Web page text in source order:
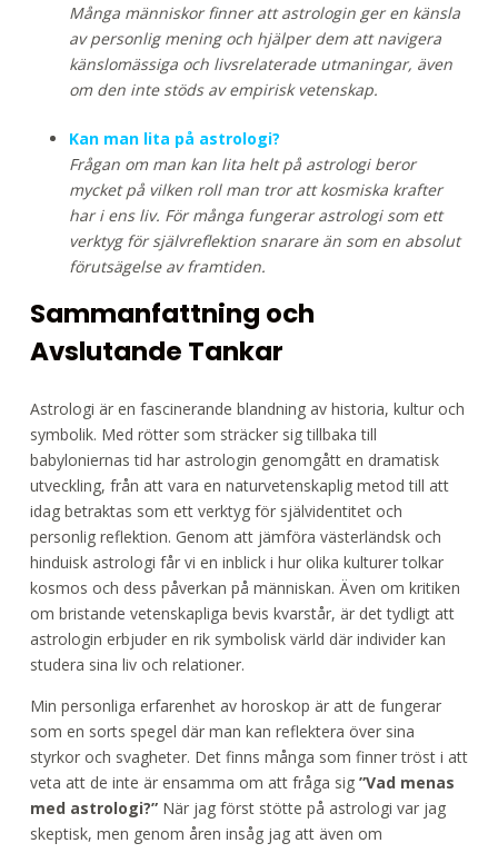
Många människor finner att astrologin ger en känsla
av personlig mening och hjälper dem att navigera
känslomässiga och livsrelaterade utmaningar, även
om den inte stöds av empirisk vetenskap.
Kan man lita på astrologi?
Frågan om man kan lita helt på astrologi beror
mycket på vilken roll man tror att kosmiska krafter
har i ens liv. För många fungerar astrologi som ett
verktyg för självreflektion snarare än som en absolut
förutsägelse av framtiden.
Sammanfattning och
Avslutande Tankar
Astrologi är en fascinerande blandning av historia, kultur och
symbolik. Med rötter som sträcker sig tillbaka till
babyloniernas tid har astrologin genomgått en dramatisk
utveckling, från att vara en naturvetenskaplig metod till att
idag betraktas som ett verktyg för självidentitet och
personlig reflektion. Genom att jämföra västerländsk och
hinduisk astrologi får vi en inblick i hur olika kulturer tolkar
kosmos och dess påverkan på människan. Även om kritiken
om bristande vetenskapliga bevis kvarstår, är det tydligt att
astrologin erbjuder en rik symbolisk värld där individer kan
studera sina liv och relationer.
Min personliga erfarenhet av horoskop är att de fungerar
som en sorts spegel där man kan reflektera över sina
styrkor och svagheter. Det finns många som finner tröst i att
veta att de inte är ensamma om att fråga sig ”Vad menas
med astrologi?”När jag först stötte på astrologi var jag
skeptisk, men genom åren insåg jag att även om